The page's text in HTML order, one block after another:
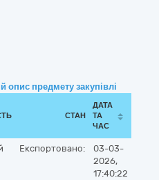
опис предмету закупівлі
СТАН
ДАТА
ТА
ЧАС
Експортовано:
03-03-
2026,
17:40:22